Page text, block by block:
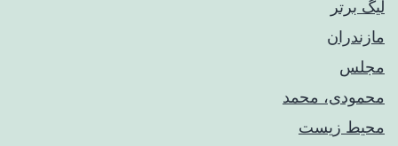
لیگ برتر
مازندران
مجلس
محمودی، محمد
محیط زیست